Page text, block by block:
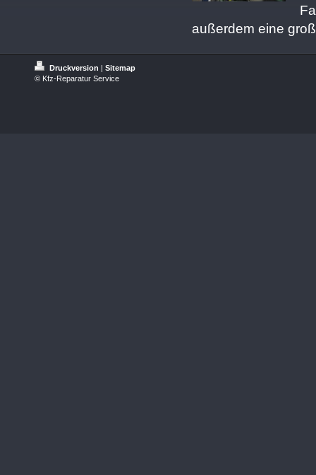
außerdem eine
Druckversion | Sitemap
© Kfz-Reparatur Service